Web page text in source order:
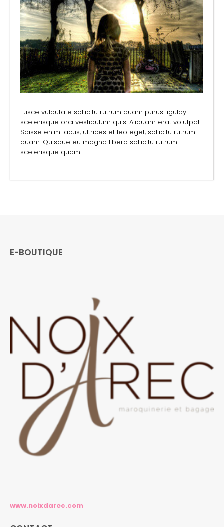
Fusce vulputate sollicitu rutrum quam purus ligulay
scelerisque orci vestibulum quis. Aliquam erat volutpat.
Sdisse enim lacus, ultrices et leo eget, sollicitu rutrum
quam. Quisque eu magna libero sollicitu rutrum
scelerisque quam.
E-BOUTIQUE
www.noixdarec.com